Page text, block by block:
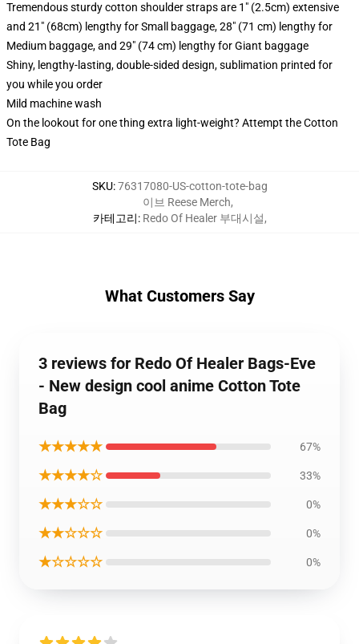
Tremendous sturdy cotton shoulder straps are 1" (2.5cm) extensive
and 21" (68cm) lengthy for Small baggage, 28" (71 cm) lengthy for
Medium baggage, and 29" (74 cm) lengthy for Giant baggage
Shiny, lengthy-lasting, double-sided design, sublimation printed for
you while you order
Mild machine wash
On the lookout for one thing extra light-weight? Attempt the Cotton
Tote Bag
SKU:76317080-US-cotton-tote-bag
카테고리:
이브 Reese Merch,
Redo Of Healer 부대시설,
What Customers Say
3 reviews for Redo Of Healer Bags-Eve
- New design cool anime Cotton Tote
Bag
★★★★★ 67%
★★★★☆ 33%
★★★☆☆ 0%
★★☆☆☆ 0%
★☆☆☆☆ 0%